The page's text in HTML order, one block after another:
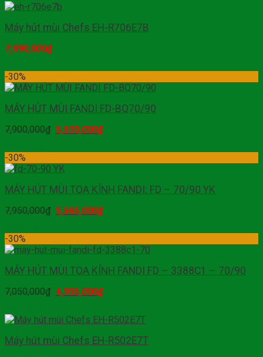
Máy hút mùi Chefs EH-R706E7B
7,990,000₫
-30%
MÁY HÚT MÙI FANDI FD-BQ70/90
7,900,000₫ 5,530,000₫
-30%
MÁY HÚT MÙI TOA KÍNH FANDI: FD – 70/90 YK
7,950,000₫ 5,565,000₫
-30%
MÁY HÚT MÙI TOA KÍNH FANDI FD – 3388C1 – 70/90
7,050,000₫ 4,935,000₫
Máy hút mùi Chefs EH-R502E7T